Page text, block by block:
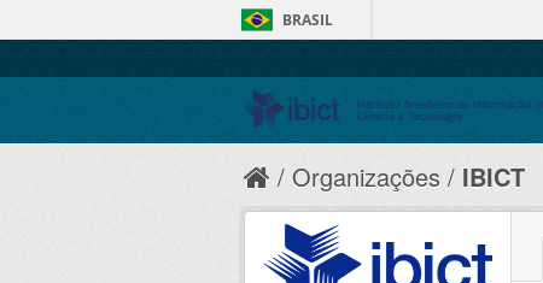
BRASIL
Organizações IBICT